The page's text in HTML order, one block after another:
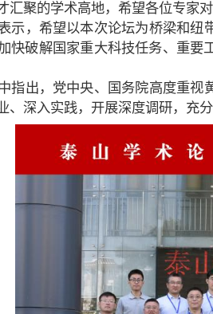
汇聚的学术高地，希望各位专家
示，希望以本次论坛为桥梁和
快破解国家重大科技任务、重
指出，党中央、国务院高度重
、深入实践，开展深度调研，充